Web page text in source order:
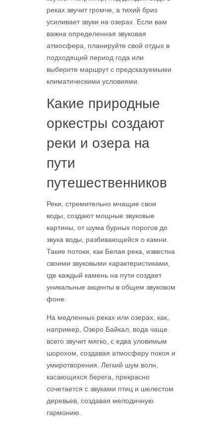
реках звучит громче, а тихий бриз
усиливает звуки на озерах. Если вам
важна определенная звуковая
атмосфера, планируйте свой отдых в
подходящий период года или
выберите маршрут с предсказуемыми
климатическими условиями.
Какие природные
оркестры создают
реки и озера на
пути
путешественников
Реки, стремительно мчащие свои
воды, создают мощные звуковые
картины, от шума бурных порогов до
звука воды, разбивающейся о камни.
Такие потоки, как Белая река, известна
своими звуковыми характеристиками,
где каждый камень на пути создает
уникальные акценты в общем звуковом
фоне.
На медленных реках или озерах, как,
например, Озеро Байкал, вода чаще
всего звучит мягко, с едва уловимым
шорохом, создавая атмосферу покоя и
умиротворения. Легкий шум волн,
касающихся берега, прекрасно
сочетается с звуками птиц и шелестом
деревьев, создавая мелодичную
гармонию.